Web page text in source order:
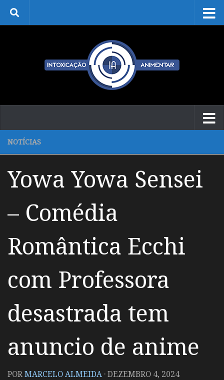
Skip to content
NOTÍCIAS
Yowa Yowa Sensei
– Comédia
Romântica Ecchi
com Professora
desastrada tem
anuncio de anime
PORMARCELO ALMEIDA ·DEZEMBRO 4, 2024